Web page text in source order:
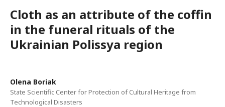
Cloth as an attribute of the coffin
in the funeral rituals of the
Ukrainian Polissya region
Olena Boriak
State Scientific Center for Protection of Cultural Heritage from
Technological Disasters